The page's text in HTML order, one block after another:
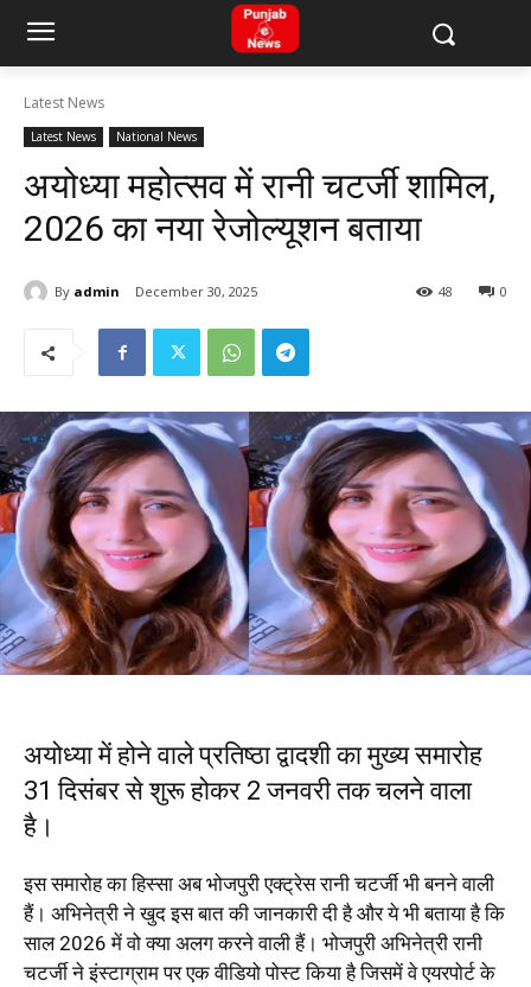
Latest News
Latest News National News
अयोध्या महोत्सव में रानी चटर्जी शामिल,
2026 का नया रेजोल्यूशन बताया
By admin December 30, 2025 0
48
अयोध्या में होने वाले प्रतिष्ठा द्वादशी का मुख्य समारोह
31 दिसंबर से शुरू होकर 2 जनवरी तक चलने वाला
है।
इस समारोह का हिस्सा अब भोजपुरी एक्ट्रेस रानी चटर्जी भी बनने वाली
हैं। अभिनेत्री ने खुद इस बात की जानकारी दी है और ये भी बताया है कि
साल 2026 में वो क्या अलग करने वाली हैं। भोजपुरी अभिनेत्री रानी
चटर्जी ने इंस्टाग्राम पर एक वीडियो पोस्ट किया है जिसमें वे एयरपोर्ट के